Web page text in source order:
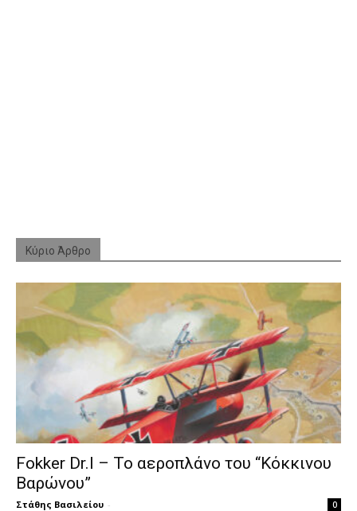
Κύριο Άρθρο
Fokker Dr.I – To αεροπλάνο του “Κόκκινου
Βαρώνου”
Στάθης Βασιλείου - 0